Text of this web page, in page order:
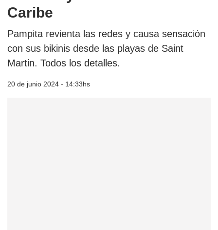
Caribe
Pampita revienta las redes y causa sensación
con sus bikinis desde las playas de Saint
Martin. Todos los detalles.
20 de junio 2024 - 14:33hs